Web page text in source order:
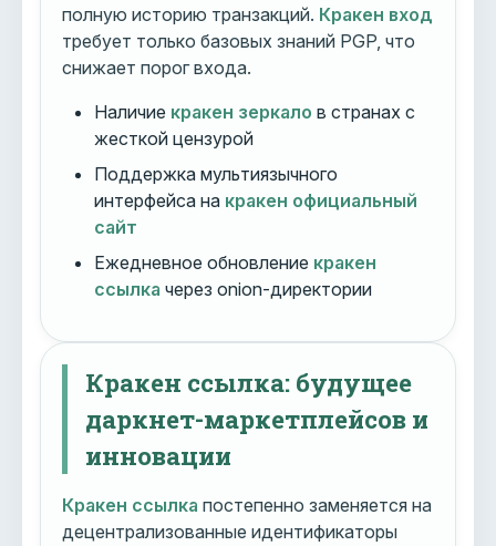
полную историю транзакций. Кракен вход
требует только базовых знаний PGP, что
снижает порог входа.
Наличие кракен зеркало в странах с
жесткой цензурой
Поддержка мультиязычного
интерфейса на кракен официальный
сайт
Ежедневное обновление кракен
ссылка через onion-директории
Кракен ссылка: будущее
даркнет-маркетплейсов и
инновации
Кракен ссылка постепенно заменяется на
децентрализованные идентификаторы